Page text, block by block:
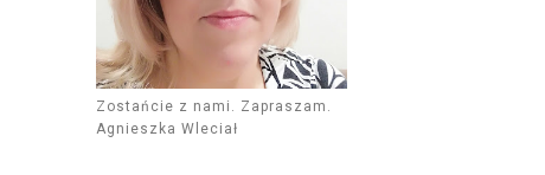
Zostańcie z nami. Zapraszam.
Agnieszka Wleciał